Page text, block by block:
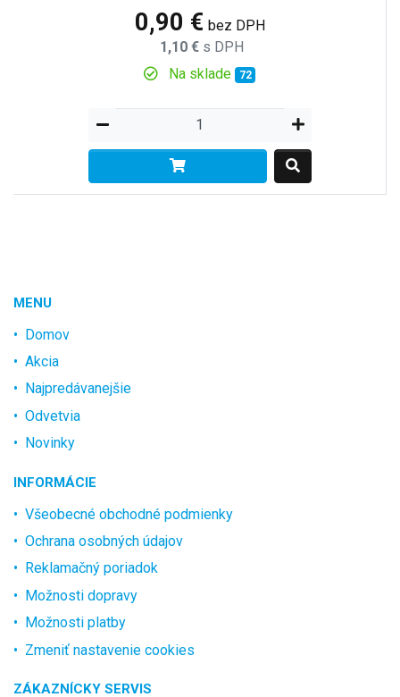
0,90 € bez DPH
1,10 € s DPH
Na sklade
72
MENU
Domov
Akcia
Najpredávanejšie
Odvetvia
Novinky
INFORMÁCIE
Všeobecné obchodné podmienky
Ochrana osobných údajov
Reklamačný poriadok
Možnosti dopravy
Možnosti platby
Zmeniť nastavenie cookies
ZÁKAZNÍCKY SERVIS